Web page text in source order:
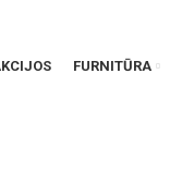
FURNITŪRA